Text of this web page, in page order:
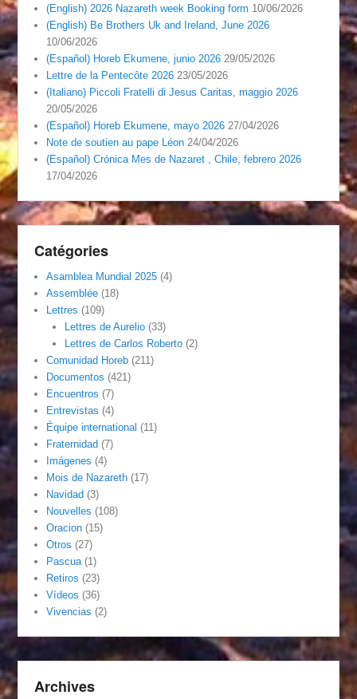
(English) 2026 Nazareth week Booking form 10/06/2026
(English) Be Brothers Uk and Ireland, June 2026
10/06/2026
(Español) Horeb Ekumene, junio 2026 29/05/2026
Lettre de la Pentecôte 2026 23/05/2026
(Italiano) Piccoli Fratelli di Jesus Caritas, maggio 2026
20/05/2026
(Español) Horeb Ekumene, mayo 2026 27/04/2026
Note de soutien au pape Léon 24/04/2026
(Español) Crónica Mes de Nazaret , Chile, febrero 2026
17/04/2026
Catégories
Asamblea Mundial 2025 (4)
Assemblée (18)
Lettres (109)
Lettres de Aurelio(33)
Lettres de Carlos Roberto(2)
Comunidad Horeb (211)
Documentos (421)
Encuentros (7)
Entrevistas (4)
Équipe international (11)
Fraternidad (7)
Imágenes (4)
Mois de Nazareth (17)
Navidad (3)
Nouvelles (108)
Oracion (15)
Otros (27)
Pascua (1)
Retiros (23)
Vídeos (36)
Vivencias (2)
Archives